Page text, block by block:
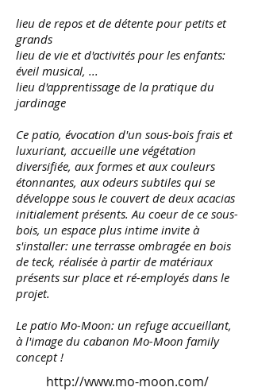
lieu de repos et de détente pour petits et
grands
lieu de vie et d'activités pour les enfants:
éveil musical, ...
lieu d'apprentissage de la pratique du
jardinage
Ce patio, évocation d'un sous-bois frais et
luxuriant, accueille une végétation
diversifiée, aux formes et aux couleurs
étonnantes, aux odeurs subtiles qui se
développe sous le couvert de deux acacias
initialement présents. Au coeur de ce sous-
bois, un espace plus intime invite à
s'installer: une terrasse ombragée en bois
de teck, réalisée à partir de matériaux
présents sur place et ré-employés dans le
projet.
Le patio Mo-Moon: un refuge accueillant,
à l'image du cabanon Mo-Moon family
concept !
http://www.mo-moon.com/